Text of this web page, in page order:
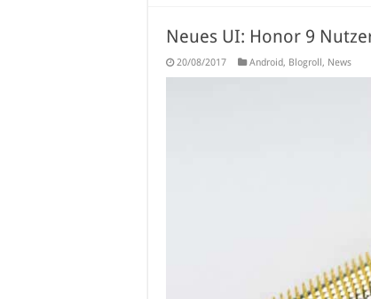
Neues UI: Honor 9
20/08/2017 Android, Blogroll, News